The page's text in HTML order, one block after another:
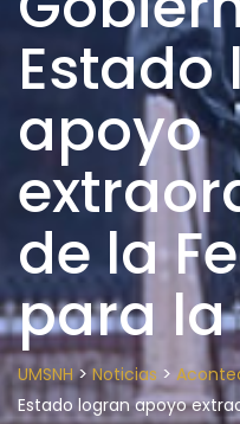
apoyo
de la
para la
UMSNH> Noticias >
Estado logran apoyo